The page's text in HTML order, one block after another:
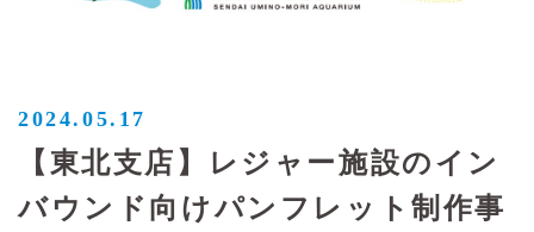
2024.05.17
【東北支店】レジャー施設のイン
バウンド向けパンフレット制作事